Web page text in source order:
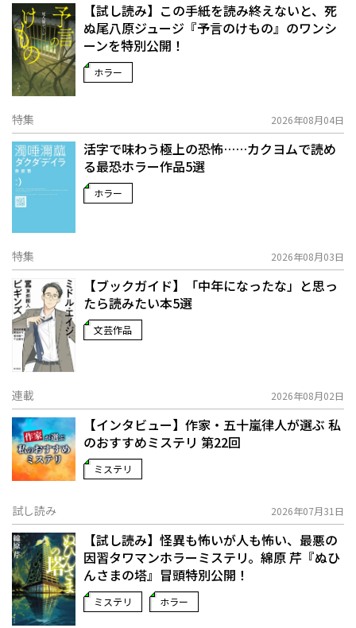
【試し読み】この手紙を読み終えないと、死
ぬ――尾八原ジュージ『予言のけもの』のワンシ
ーンを特別公開！
ホラー
特集 2026年08月04日
活字で味わう極上の恐怖……カクヨムで読め
る最恐ホラー作品5選
ホラー
特集 2026年08月03日
【ブックガイド】「中年になったな」と思っ
たら読みたい本5選
文芸作品
連載 2026年08月02日
【インタビュー】作家・五十嵐律人が選ぶ 私
のおすすめミステリ 第22回
ミステリ
試し読み 2026年07月31日
【試し読み】怪異も怖いが人も怖い、最悪の
因習タワマンホラーミステリ。綿原 芹『ぬひ
んさまの塔』冒頭特別公開！
ミステリ ホラー